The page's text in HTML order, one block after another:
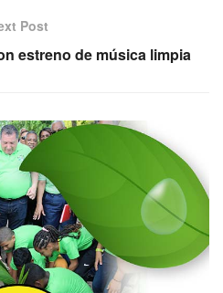
Post
estreno de música limpia